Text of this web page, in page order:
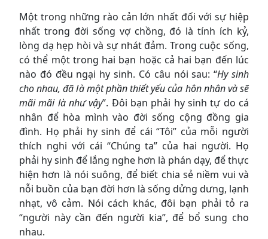
Một trong những rào cản lớn nhất đối với sự hiệp
nhất trong đời sống vợ chồng, đó là tính ích kỷ,
lòng dạ hẹp hòi và sự nhát đảm. Trong cuộc sống,
có thể một trong hai bạn hoặc cả hai bạn đến lúc
nào đó đều ngại hy sinh. Có câu nói sau: “Hy sinh
cho nhau, đã là một phần thiết yếu của hôn nhân và sẽ
mãi mãi là như vậy”. Đôi bạn phải hy sinh tự do cá
nhân để hòa mình vào đời sống cộng đồng gia
đình. Họ phải hy sinh để cái “Tôi” của mỗi người
thích nghi với cái “Chúng ta” của hai người. Họ
phải hy sinh để lắng nghe hơn là phán dạy, để thực
hiện hơn là nói suông, để biết chia sẻ niềm vui và
nỗi buồn của bạn đời hơn là sống dửng dưng, lạnh
nhạt, vô cảm. Nói cách khác, đôi bạn phải tỏ ra
“người này cần đến người kia”, để bổ sung cho
nhau.